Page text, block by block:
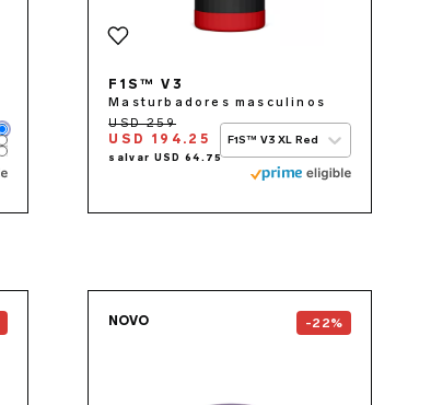
Color
Color
Color
F1S™ V3
Masturbadores masculinos
USD 194.25 F1S™ V3 XL Red
NOVO -22%